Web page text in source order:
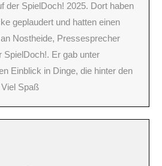
der SpielDoch! 2025. Dort haben
geplaudert und hatten einen
Nostheide, Pressesprecher
SpielDoch!. Er gab unter
Einblick in Dinge, die hinter den
Spaß